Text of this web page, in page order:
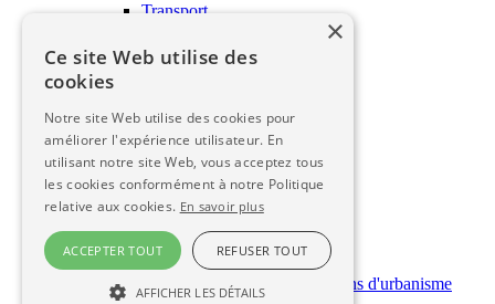
Transport
Associations
Écoles
Urbanisme
Urbanisme
PLUI
ZAD
Règlementation
Dépôt en ligne des autorisations d'urbanisme
×
Ce site Web utilise des
cookies
Notre site Web utilise des cookies pour
améliorer l'expérience utilisateur. En
utilisant notre site Web, vous acceptez tous
les cookies conformément à notre Politique
relative aux cookies. En savoir plus
ACCEPTER TOUT REFUSER TOUT
AFFICHER LES DÉTAILS